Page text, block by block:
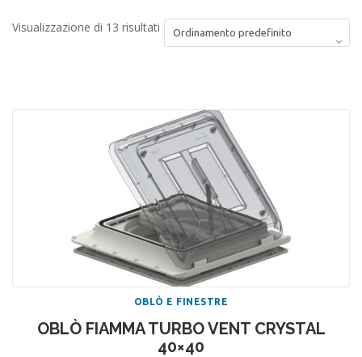
Visualizzazione di 13 risultati
OBLÒ E FINESTRE
OBLÒ FIAMMA TURBO VENT CRYSTAL
40×40